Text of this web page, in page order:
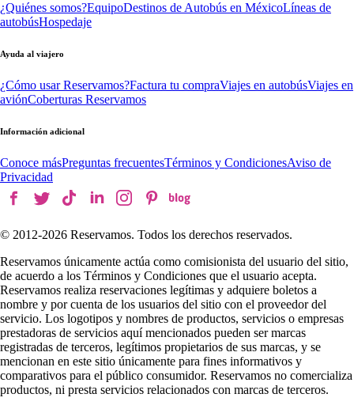
¿Quiénes somos?EquipoDestinos de Autobús en MéxicoLíneas de
autobúsHospedaje
Ayuda al viajero
¿Cómo usar Reservamos?Factura tu compraViajes en autobúsViajes en
aviónCoberturas Reservamos
Información adicional
Conoce másPreguntas frecuentesTérminos y CondicionesAviso de
Privacidad
© 2012-2026 Reservamos. Todos los derechos reservados.
Reservamos únicamente actúa como comisionista del usuario del sitio,
de acuerdo a los Términos y Condiciones que el usuario acepta.
Reservamos realiza reservaciones legítimas y adquiere boletos a
nombre y por cuenta de los usuarios del sitio con el proveedor del
servicio. Los logotipos y nombres de productos, servicios o empresas
prestadoras de servicios aquí mencionados pueden ser marcas
registradas de terceros, legítimos propietarios de sus marcas, y se
mencionan en este sitio únicamente para fines informativos y
comparativos para el público consumidor. Reservamos no comercializa
productos, ni presta servicios relacionados con marcas de terceros.